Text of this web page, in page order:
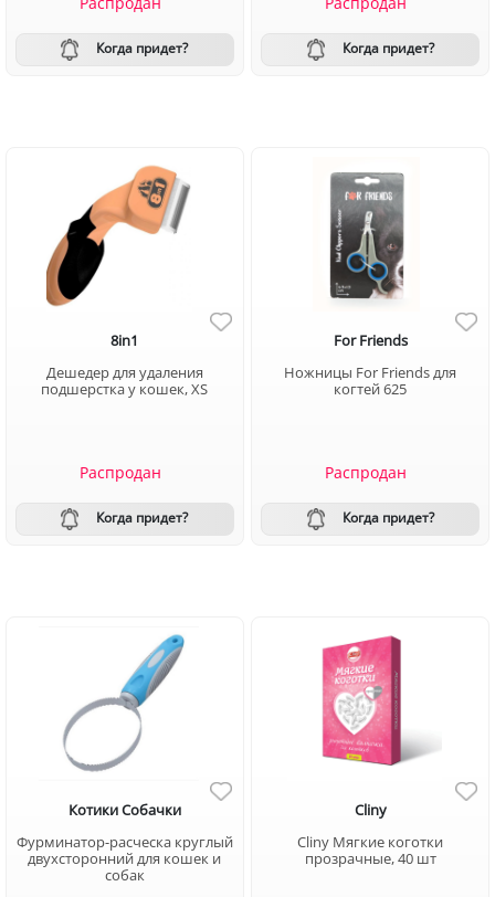
Когда придет? Когда придет?
8in1
Дешедер для удаления
подшерстка у кошек, XS
Распродан
Когда придет?
For Friends
Ножницы For Friends для
когтей 625
Распродан
Когда придет?
Котики Собачки
Фурминатор-расческа круглый
двухсторонний для кошек и
собак
Cliny
Cliny Мягкие коготки
прозрачные, 40 шт